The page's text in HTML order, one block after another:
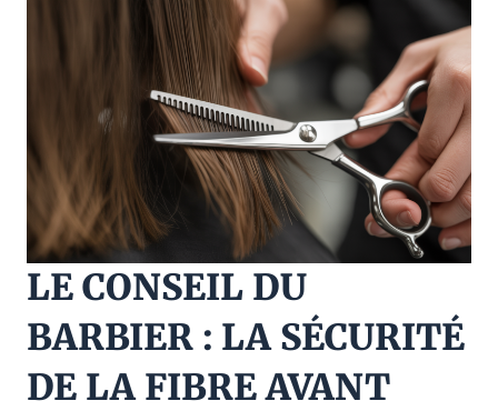
LE CONSEIL DU
BARBIER : LA SÉCURITÉ
DE LA FIBRE AVANT